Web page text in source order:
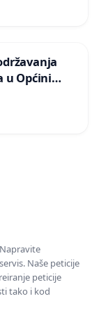
u Općini
Naše peticije
peticije
tako i kod